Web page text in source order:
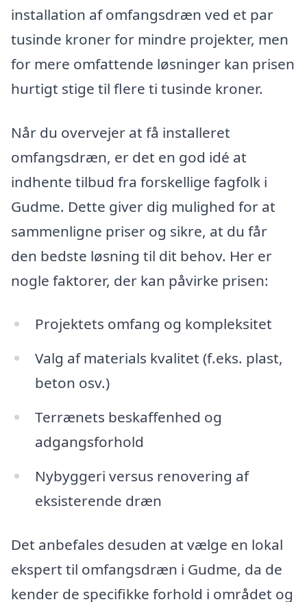
installation af omfangsdræn ved et par
tusinde kroner for mindre projekter, men
for mere omfattende løsninger kan prisen
hurtigt stige til flere ti tusinde kroner.
Når du overvejer at få installeret
omfangsdræn, er det en god idé at
indhente tilbud fra forskellige fagfolk i
Gudme. Dette giver dig mulighed for at
sammenligne priser og sikre, at du får
den bedste løsning til dit behov. Her er
nogle faktorer, der kan påvirke prisen:
Projektets omfang og kompleksitet
Valg af materials kvalitet (f.eks. plast,
beton osv.)
Terrænets beskaffenhed og
adgangsforhold
Nybyggeri versus renovering af
eksisterende dræn
Det anbefales desuden at vælge en lokal
ekspert til omfangsdræn i Gudme, da de
kender de specifikke forhold i området og